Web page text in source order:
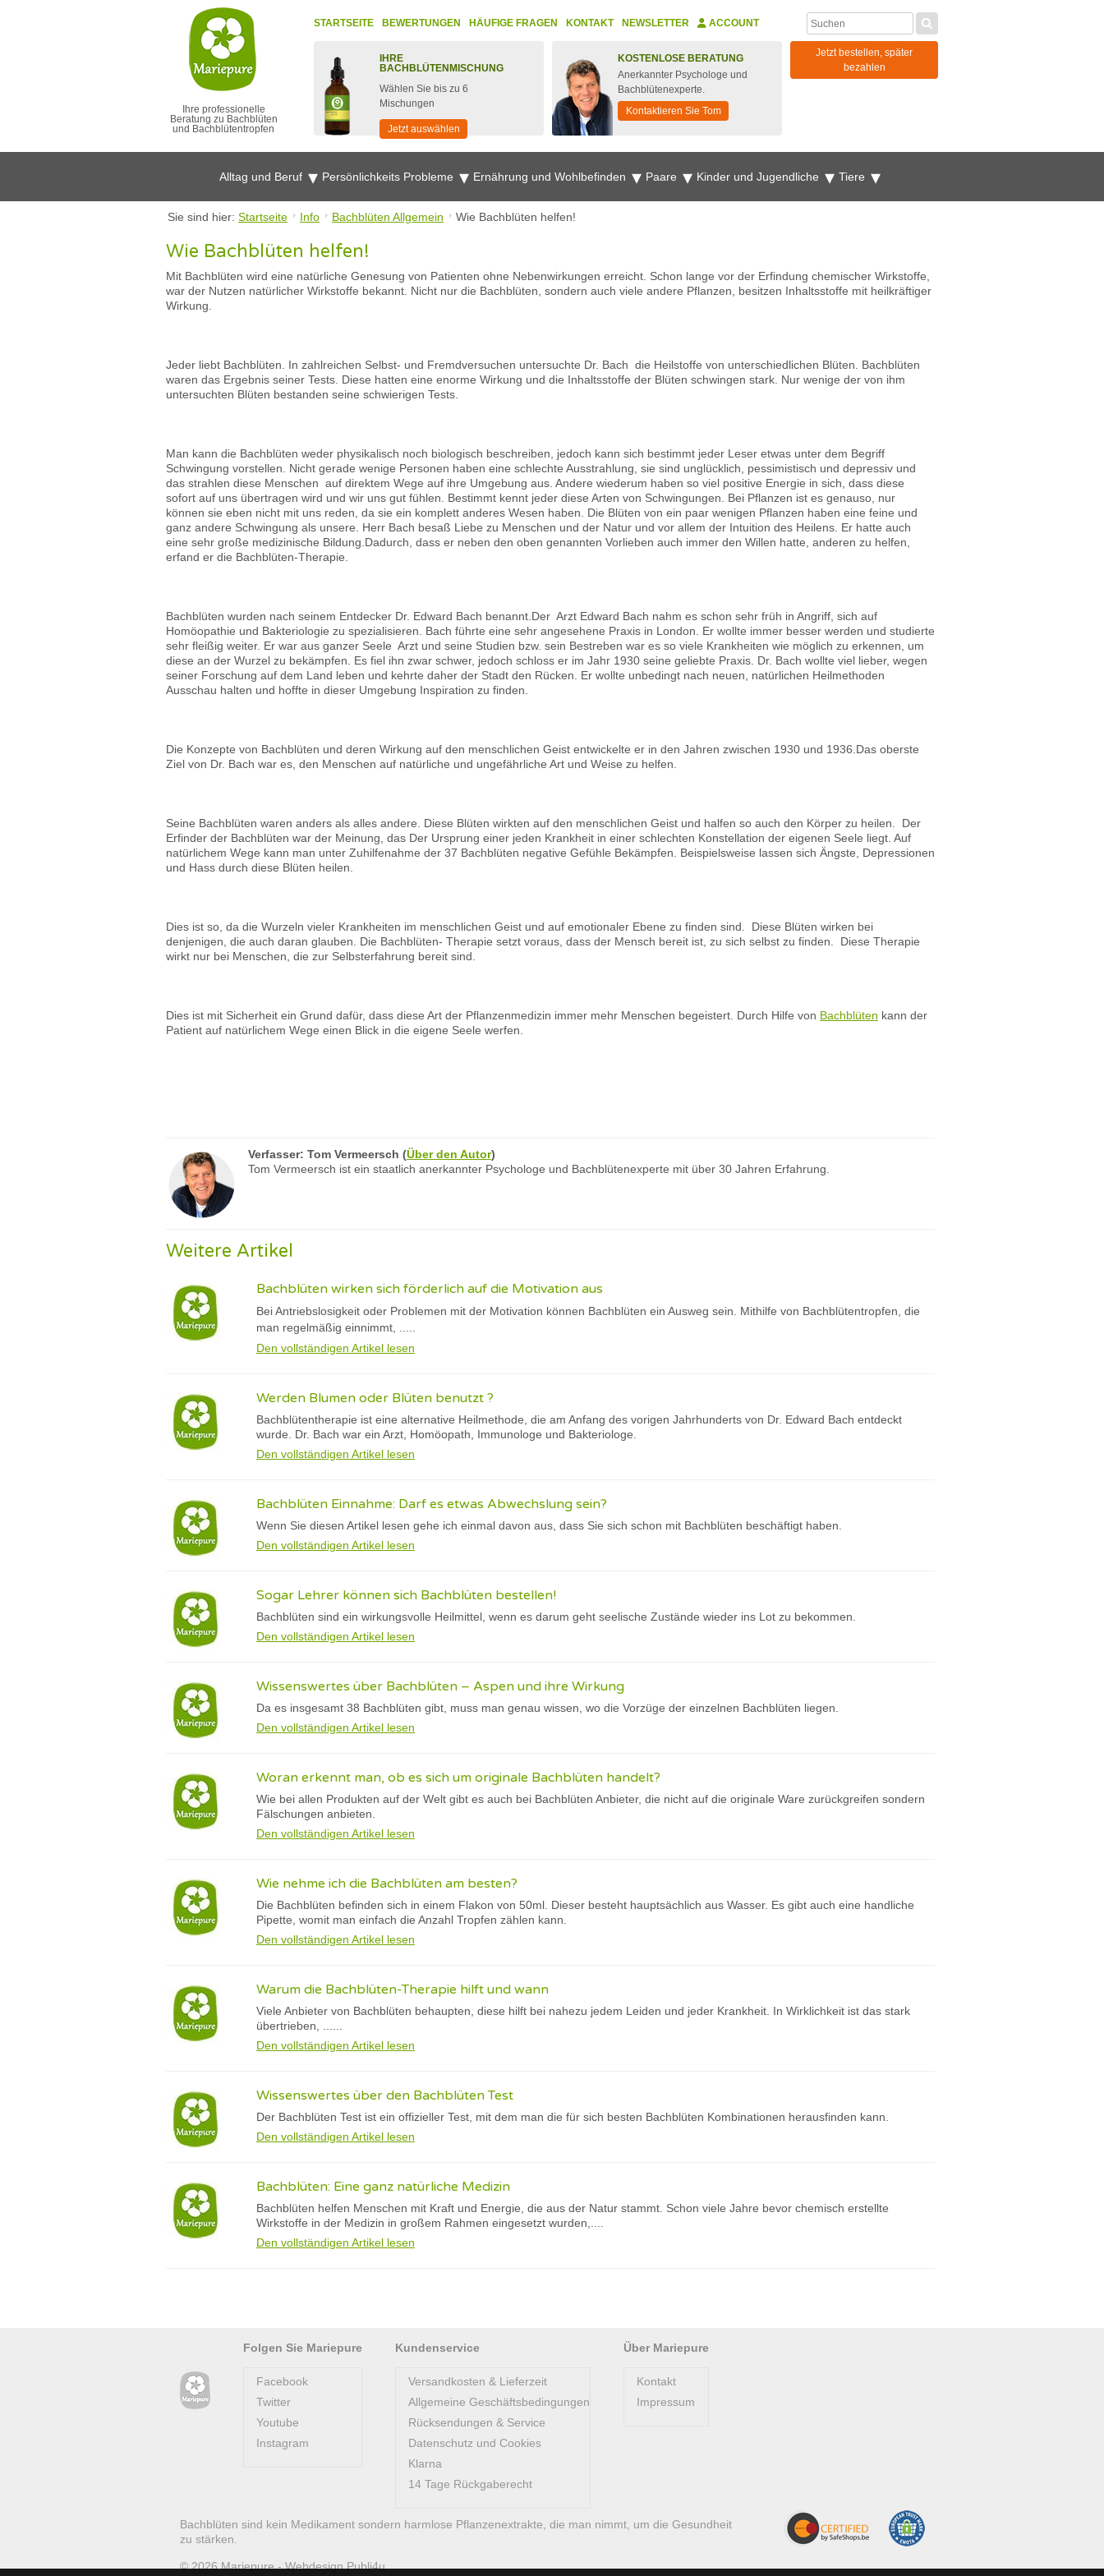
Ihre professionelle
Beratung zu Bachblüten
und Bachblütentropfen
STARTSEITE BEWERTUNGEN HÄUFIGE FRAGEN KONTAKT NEWSLETTER ACCOUNT
IHRE
BACHBLÜTENMISCHUNG
Wählen Sie bis zu 6
Mischungen
Jetzt auswählen
KOSTENLOSE BERATUNG
Anerkannter Psychologe und
Bachblütenexperte.
Kontaktieren Sie Tom
Jetzt bestellen, später
bezahlen
Alltag und Beruf Persönlichkeits Probleme Ernährung und Wohlbefinden Paare Kinder und Jugendliche Tiere
Sie sind hier: Startseite Info Bachblüten Allgemein Wie Bachblüten helfen!
Wie Bachblüten helfen!
Mit Bachblüten wird eine natürliche Genesung von Patienten ohne Nebenwirkungen erreicht. Schon lange vor der Erfindung chemischer Wirkstoffe,
war der Nutzen natürlicher Wirkstoffe bekannt. Nicht nur die Bachblüten, sondern auch viele andere Pflanzen, besitzen Inhaltsstoffe mit heilkräftiger
Wirkung.
Jeder liebt Bachblüten. In zahlreichen Selbst- und Fremdversuchen untersuchte Dr. Bach die Heilstoffe von unterschiedlichen Blüten. Bachblüten
waren das Ergebnis seiner Tests. Diese hatten eine enorme Wirkung und die Inhaltsstoffe der Blüten schwingen stark. Nur wenige der von ihm
untersuchten Blüten bestanden seine schwierigen Tests.
Man kann die Bachblüten weder physikalisch noch biologisch beschreiben, jedoch kann sich bestimmt jeder Leser etwas unter dem Begriff
Schwingung vorstellen. Nicht gerade wenige Personen haben eine schlechte Ausstrahlung, sie sind unglücklich, pessimistisch und depressiv und
das strahlen diese Menschen auf direktem Wege auf ihre Umgebung aus. Andere wiederum haben so viel positive Energie in sich, dass diese
sofort auf uns übertragen wird und wir uns gut fühlen. Bestimmt kennt jeder diese Arten von Schwingungen. Bei Pflanzen ist es genauso, nur
können sie eben nicht mit uns reden, da sie ein komplett anderes Wesen haben. Die Blüten von ein paar wenigen Pflanzen haben eine feine und
ganz andere Schwingung als unsere. Herr Bach besaß Liebe zu Menschen und der Natur und vor allem der Intuition des Heilens. Er hatte auch
eine sehr große medizinische Bildung.Dadurch, dass er neben den oben genannten Vorlieben auch immer den Willen hatte, anderen zu helfen,
erfand er die Bachblüten-Therapie.
Bachblüten wurden nach seinem Entdecker Dr. Edward Bach benannt.Der Arzt Edward Bach nahm es schon sehr früh in Angriff, sich auf
Homöopathie und Bakteriologie zu spezialisieren. Bach führte eine sehr angesehene Praxis in London. Er wollte immer besser werden und studierte
sehr fleißig weiter. Er war aus ganzer Seele Arzt und seine Studien bzw. sein Bestreben war es so viele Krankheiten wie möglich zu erkennen, um
diese an der Wurzel zu bekämpfen. Es fiel ihn zwar schwer, jedoch schloss er im Jahr 1930 seine geliebte Praxis. Dr. Bach wollte viel lieber, wegen
seiner Forschung auf dem Land leben und kehrte daher der Stadt den Rücken. Er wollte unbedingt nach neuen, natürlichen Heilmethoden
Ausschau halten und hoffte in dieser Umgebung Inspiration zu finden.
Die Konzepte von Bachblüten und deren Wirkung auf den menschlichen Geist entwickelte er in den Jahren zwischen 1930 und 1936.Das oberste
Ziel von Dr. Bach war es, den Menschen auf natürliche und ungefährliche Art und Weise zu helfen.
Seine Bachblüten waren anders als alles andere. Diese Blüten wirkten auf den menschlichen Geist und halfen so auch den Körper zu heilen. Der
Erfinder der Bachblüten war der Meinung, das Der Ursprung einer jeden Krankheit in einer schlechten Konstellation der eigenen Seele liegt. Auf
natürlichem Wege kann man unter Zuhilfenahme der 37 Bachblüten negative Gefühle Bekämpfen. Beispielsweise lassen sich Ängste, Depressionen
und Hass durch diese Blüten heilen.
Dies ist so, da die Wurzeln vieler Krankheiten im menschlichen Geist und auf emotionaler Ebene zu finden sind. Diese Blüten wirken bei
denjenigen, die auch daran glauben. Die Bachblüten- Therapie setzt voraus, dass der Mensch bereit ist, zu sich selbst zu finden. Diese Therapie
wirkt nur bei Menschen, die zur Selbsterfahrung bereit sind.
Dies ist mit Sicherheit ein Grund dafür, dass diese Art der Pflanzenmedizin immer mehr Menschen begeistert. Durch Hilfe von Bachblüten kann der
Patient auf natürlichem Wege einen Blick in die eigene Seele werfen.
Verfasser: Tom Vermeersch (Über den Autor)
Tom Vermeersch ist ein staatlich anerkannter Psychologe und Bachblütenexperte mit über 30 Jahren Erfahrung.
Weitere Artikel
Bachblüten wirken sich förderlich auf die Motivation aus
Bei Antriebslosigkeit oder Problemen mit der Motivation können Bachblüten ein Ausweg sein. Mithilfe von Bachblütentropfen, die
man regelmäßig einnimmt, .....
Den vollständigen Artikel lesen
Werden Blumen oder Blüten benutzt ?
Bachblütentherapie ist eine alternative Heilmethode, die am Anfang des vorigen Jahrhunderts von Dr. Edward Bach entdeckt
wurde. Dr. Bach war ein Arzt, Homöopath, Immunologe und Bakteriologe.
Den vollständigen Artikel lesen
Bachblüten Einnahme: Darf es etwas Abwechslung sein?
Wenn Sie diesen Artikel lesen gehe ich einmal davon aus, dass Sie sich schon mit Bachblüten beschäftigt haben.
Den vollständigen Artikel lesen
Sogar Lehrer können sich Bachblüten bestellen!
Bachblüten sind ein wirkungsvolle Heilmittel, wenn es darum geht seelische Zustände wieder ins Lot zu bekommen.
Den vollständigen Artikel lesen
Wissenswertes über Bachblüten – Aspen und ihre Wirkung
Da es insgesamt 38 Bachblüten gibt, muss man genau wissen, wo die Vorzüge der einzelnen Bachblüten liegen.
Den vollständigen Artikel lesen
Woran erkennt man, ob es sich um originale Bachblüten handelt?
Wie bei allen Produkten auf der Welt gibt es auch bei Bachblüten Anbieter, die nicht auf die originale Ware zurückgreifen sondern
Fälschungen anbieten.
Den vollständigen Artikel lesen
Wie nehme ich die Bachblüten am besten?
Die Bachblüten befinden sich in einem Flakon von 50ml. Dieser besteht hauptsächlich aus Wasser. Es gibt auch eine handliche
Pipette, womit man einfach die Anzahl Tropfen zählen kann.
Den vollständigen Artikel lesen
Warum die Bachblüten-Therapie hilft und wann
Viele Anbieter von Bachblüten behaupten, diese hilft bei nahezu jedem Leiden und jeder Krankheit. In Wirklichkeit ist das stark
übertrieben, ......
Den vollständigen Artikel lesen
Wissenswertes über den Bachblüten Test
Der Bachblüten Test ist ein offizieller Test, mit dem man die für sich besten Bachblüten Kombinationen herausfinden kann.
Den vollständigen Artikel lesen
Bachblüten: Eine ganz natürliche Medizin
Bachblüten helfen Menschen mit Kraft und Energie, die aus der Natur stammt. Schon viele Jahre bevor chemisch erstellte
Wirkstoffe in der Medizin in großem Rahmen eingesetzt wurden,....
Den vollständigen Artikel lesen
Folgen Sie Mariepure
Facebook
Twitter
Youtube
Instagram
Kundenservice
Versandkosten & Lieferzeit
Allgemeine Geschäftsbedingungen
Rücksendungen & Service
Datenschutz und Cookies
Klarna
14 Tage Rückgaberecht
Über Mariepure
Kontakt
Impressum
Bachblüten sind kein Medikament sondern harmlose Pflanzenextrakte, die man nimmt, um die Gesundheit
zu stärken.
© 2026 Mariepure -WebdesignPubli4u